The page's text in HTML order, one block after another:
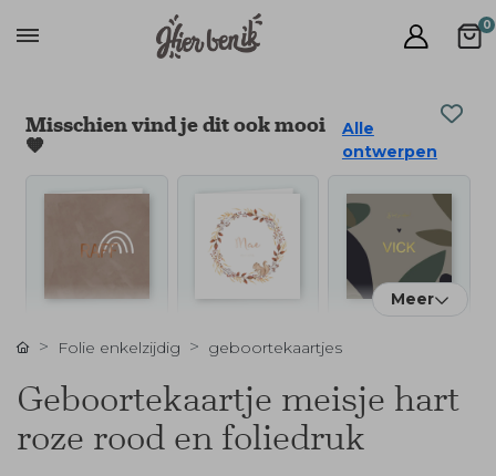
0
Misschien vind je dit ook mooi
🧡
Alle
ontwerpen
Meer
Folie enkelzijdig geboortekaartjes
Geboortekaartje meisje hart
roze rood en foliedruk